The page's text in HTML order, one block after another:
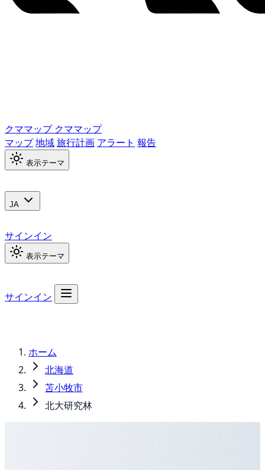
クママップ クママップ
マップ地域旅行計画 アラート 報告
表示テーマ
JA
サインイン
表示テーマ
サインイン
ホーム
北海道
苫小牧市
北大研究林